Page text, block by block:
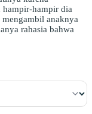
hampir-hampir dia
anaknya
rahasia bahwa